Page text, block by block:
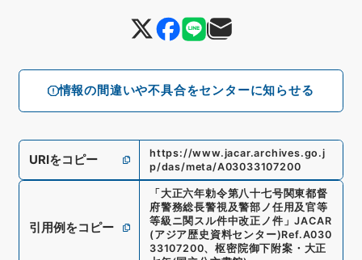
情報の間違いや不具合をセンターに知らせる
URIをコピー
https://www.jacar.archives.go.j
p/das/meta/A03033107200
引用例をコピー
「 大正六年勅令第八十七号関東都督
府警務総長警視及警部ノ任用及官等
等級ニ関スル件中改正ノ件 」JACAR
(アジア歴史資料センター)Ref.A030
33107200、枢密院御下附案・大正